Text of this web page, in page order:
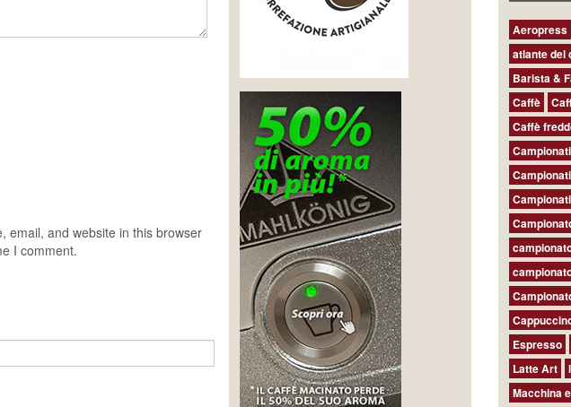
email, and website in this browser
I comment.
Aeropress
atlante del
Barista &
Caffè
Caffè
Espresso
Latte Art
Macchina